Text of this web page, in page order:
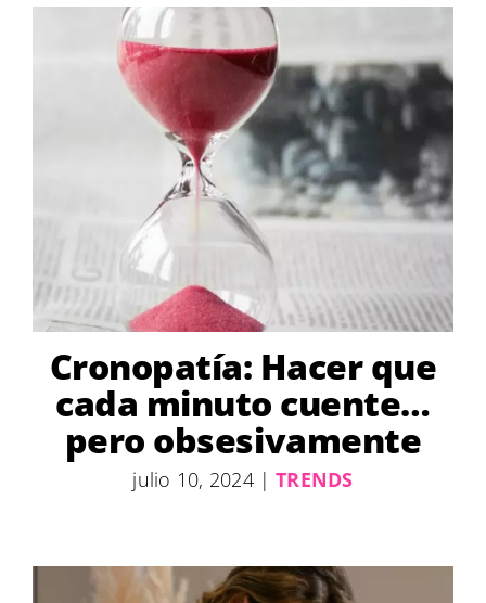
Cronopatía: Hacer que
cada minuto cuente…
pero obsesivamente
julio 10, 2024 | TRENDS